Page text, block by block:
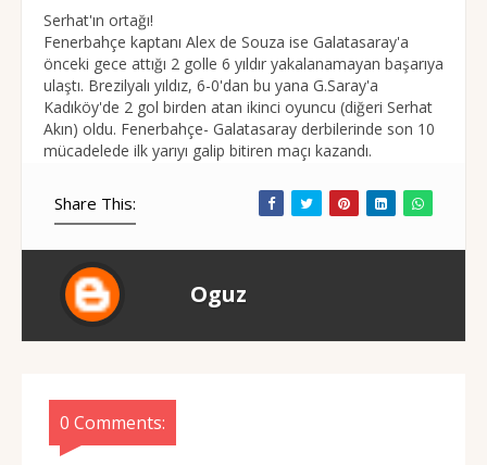
Serhat'ın ortağı!
Fenerbahçe kaptanı Alex de Souza ise Galatasaray'a
önceki gece attığı 2 golle 6 yıldır yakalanamayan başarıya
ulaştı. Brezilyalı yıldız, 6-0'dan bu yana G.Saray'a
Kadıköy'de 2 gol birden atan ikinci oyuncu (diğeri Serhat
Akın) oldu. Fenerbahçe- Galatasaray derbilerinde son 10
mücadelede ilk yarıyı galip bitiren maçı kazandı.
Share This:
Oguz
0 Comments: